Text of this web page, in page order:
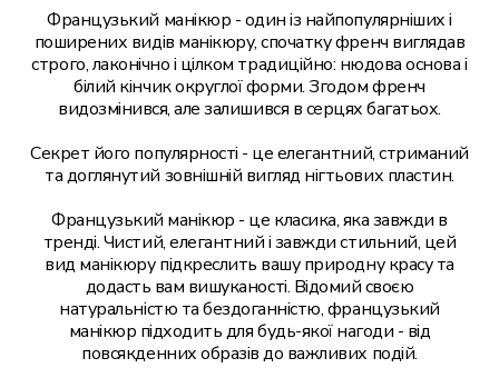
Перукарські послуги
Подологія
Французький манікюр - один із найпопулярніших і
поширених видів манікюру, спочатку френч виглядав
строго, лаконічно і цілком традиційно: нюдова основа і
білий кінчик округлої форми. Згодом френч
видозмінився, але залишився в серцях багатьох.
Секрет його популярності - це елегантний, стриманий
та доглянутий зовнішній вигляд нігтьових пластин.
Французький манікюр - це класика, яка завжди в
тренді. Чистий, елегантний і завжди стильний, цей
вид манікюру підкреслить вашу природну красу та
додасть вам вишуканості. Відомий своєю
натуральністю та бездоганністю, французький
манікюр підходить для будь-якої нагоди - від
повсякденних образів до важливих подій.